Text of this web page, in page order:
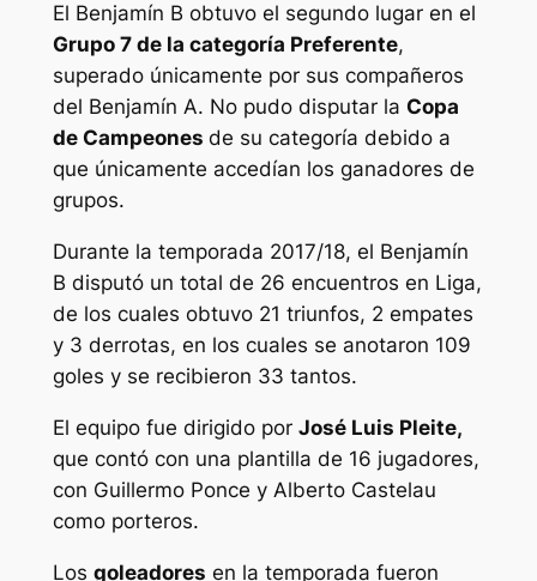
El Benjamín B obtuvo el segundo lugar en el
Grupo 7 de la categoría Preferente,
superado únicamente por sus compañeros
del Benjamín A. No pudo disputar la Copa
de Campeones de su categoría debido a
que únicamente accedían los ganadores de
grupos.
Durante la temporada 2017/18, el Benjamín
B disputó un total de 26 encuentros en Liga,
de los cuales obtuvo 21 triunfos, 2 empates
y 3 derrotas, en los cuales se anotaron 109
goles y se recibieron 33 tantos.
El equipo fue dirigido por José Luis Pleite,
que contó con una plantilla de 16 jugadores,
con Guillermo Ponce y Alberto Castelau
como porteros.
Los goleadores en la temporada fueron